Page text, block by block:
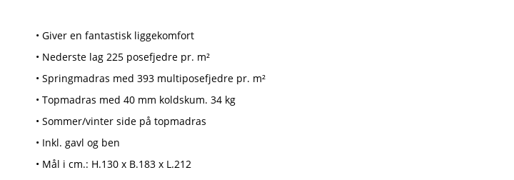
• Giver en fantastisk liggekomfort
• Nederste lag 225 posefjedre pr. m²
• Springmadras med 393 multiposefjedre pr. m²
• Topmadras med 40 mm koldskum. 34 kg
• Sommer/vinter side på topmadras
• Inkl. gavl og ben
• Mål i cm.: H.130 x B.183 x L.212